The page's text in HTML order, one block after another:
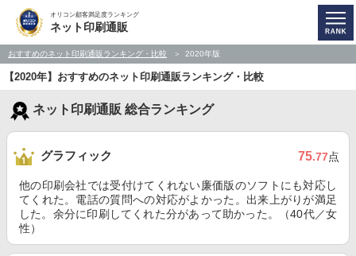
オリコン顧客満足度ランキング
ネット印刷通販
おすすめのネット印刷通販ランキング・比較 2020年版
【2020年】おすすめのネット印刷通販ランキング・比較
ネット印刷通販 総合ランキング
グラフィック 75.77点
他の印刷会社では受付けてくれない廉価版のソフトにも対応し
てくれた。電話の質問への対応がよかった。出来上がりが満足
した。余分に印刷してくれた分があって助かった。（40代／女
性）